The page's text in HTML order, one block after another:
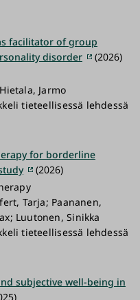
facilitator of group
disorder
(2026)
Jarmo
tieteellisessä lehdessä
for borderline
(2026)
Tarja; Paananen,
Luutonen, Sinikka
tieteellisessä lehdessä
subjective well-being in